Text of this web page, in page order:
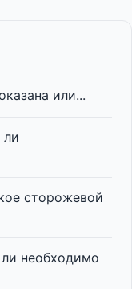
или...
сторожевой
необходимо